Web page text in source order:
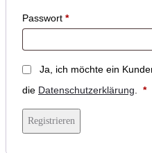
Passwort *
Ja, ich möchte ein
die Datenschutzerklärung *
Registrieren